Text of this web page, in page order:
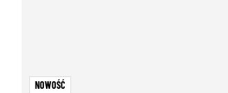
NOWOŚĆ